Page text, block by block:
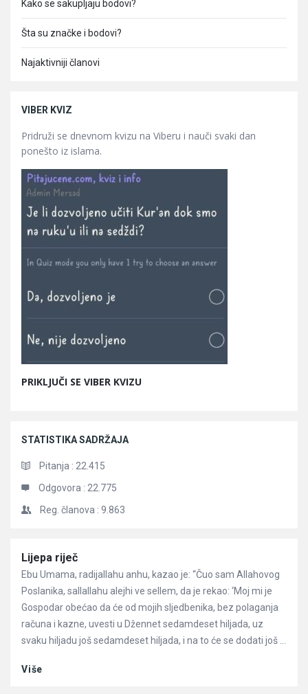
Kako se sakupljaju bodovi?
Šta su značke i bodovi?
Najaktivniji članovi
VIBER KVIZ
Pridruži se dnevnom kvizu na Viberu i nauči svaki dan
ponešto iz islama.
PRIKLJUČI SE VIBER KVIZU
STATISTIKA SADRŽAJA
Pitanja : 22.415
Odgovora : 22.775
Reg. članova : 9.863
Članci
Lijepa riječ
Ebu Umama, radijallahu anhu, kazao je: “Čuo sam Allahovog
Poslanika, sallallahu alejhi ve sellem, da je rekao: ‘Moj mi je
Gospodar obećao da će od mojih sljedbenika, bez polaganja
računa i kazne, uvesti u Džennet sedamdeset hiljada, uz
svaku hiljadu još sedamdeset hiljada, i na to će se dodati još ...
Više